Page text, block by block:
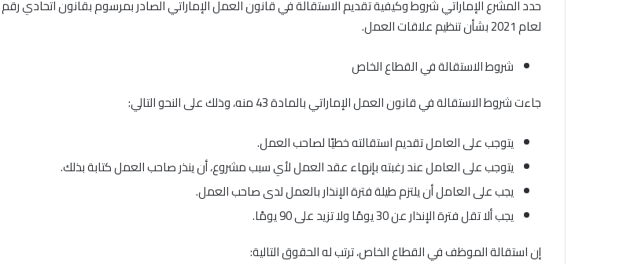
لعام 2021 بشأن تنظيم علاقات العمل.
شروط الاستقالة في القطاع الخاص
جاءت شروط الاستقالة في قانون العمل الإماراتي بالمادة 43 منه، وذلك على النحو التالي:
يتوجب على العامل تقديم استقالته خطيًا لصاحب العمل.
يتوجب على العامل عند رغبته بإنهاء عقد العمل لأي سبب مشروع، أن ينذر صاحب العمل كتابة بذلك.
يجب على العامل أن يلتزم طيلة فترة الإنذار بالعمل لدى صاحب العمل.
يجب ألا تقل فترة الإنذار عن 30 يومًا ولا تزيد على 90 يومًا.
إن استقالة الموظف في القطاع الخاص، ترتب له الحقوق التالية: